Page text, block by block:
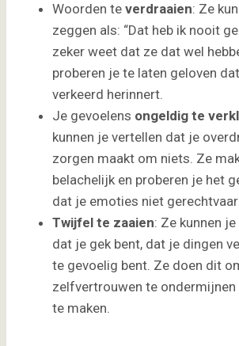
Woorden te verdraaien: Ze
zeggen als: “Dat heb ik nooit
zeker weet dat ze dat wel
proberen je te laten geloven
verkeerd herinnert.
Je gevoelens ongeldig te
kunnen je vertellen dat je
zorgen maakt om niets. Ze
belachelijk en proberen je het
dat je emoties niet
Twijfel te zaaien: Ze kunnen
dat je gek bent, dat je dingen
te gevoelig bent. Ze doen dit
zelfvertrouwen te ondermijnen
te maken.